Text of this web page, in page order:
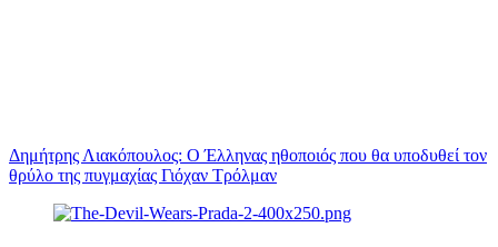
Δημήτρης Λιακόπουλος: Ο Έλληνας ηθοποιός που θα υποδυθεί τον
θρύλο της πυγμαχίας Γιόχαν Τρόλμαν